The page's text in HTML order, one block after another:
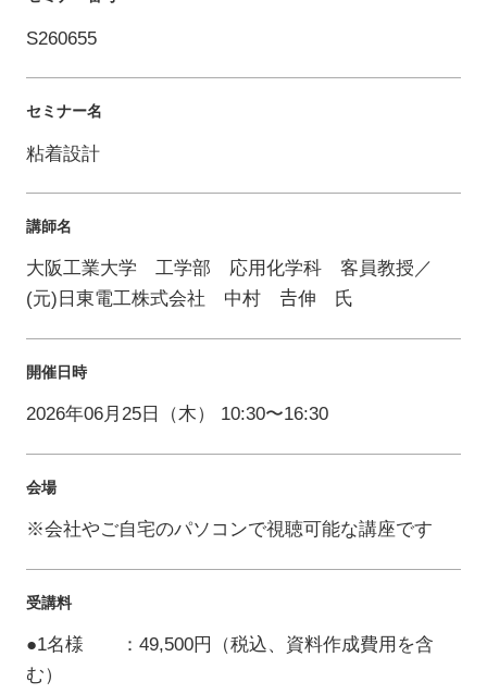
S260655
セミナー名
粘着設計
講師名
大阪工業大学 工学部 応用化学科 客員教授／
(元)日東電工株式会社 中村 𠮷伸 氏
開催日時
2026年06月25日（木） 10:30〜16:30
会場
※会社やご自宅のパソコンで視聴可能な講座です
受講料
●1名様 ：49,500円（税込、資料作成費用を含
む）